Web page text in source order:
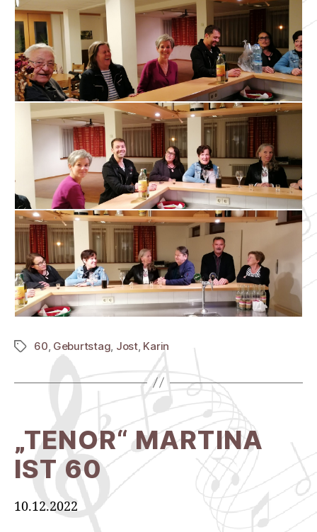
Schlagwörter
60, Geburtstag, Jost, Karin
„TENOR“ MARTINA
IST 60
10.12.2022